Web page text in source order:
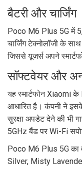
बैटरी और चार्जिंग
Poco M6 Plus 5G में
चार्जिंग टेक्नोलॉजी के
जिससे यूजर्स अपने
सॉफ्टवेयर और
यह स्मार्टफोन Xiaomi
आधारित है। कंपनी ने
सुरक्षा अपडेट देने की भी
5GHz बैंड पर Wi-Fi
Poco M6 Plus 5G का
Silver, Misty